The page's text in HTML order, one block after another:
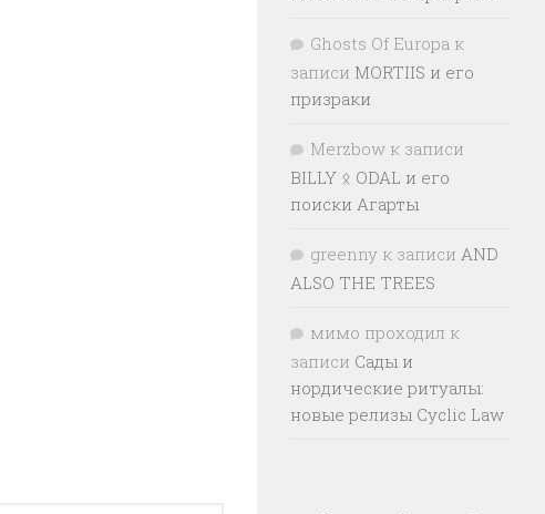
Ghosts Of Europa к
записи MORTIIS и его
призраки
Merzbow к записи
BILLY ᛟ ODAL и его
поиски Агарты
greenny к записи AND
ALSO THE TREES
мимо проходил к
записи Сады и
нордические ритуалы:
новые релизы Cyclic Law